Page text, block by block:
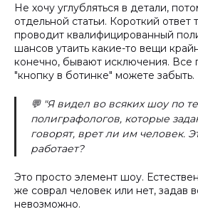
Не хочу углубляться в детали,
отдельной статьи. Короткий ответ
проводит квалифицированный
шансов утаить какие-то вещи
конечно, бывают исключения. Все
"кнопку в ботинке" можете забыть.
💬 "Я видел во всяких шоу по
полиграфологов, которые
говорят, врет ли им человек.
работает?
Это просто элемент шоу.
же соврал человек или нет, задав
невозможно.